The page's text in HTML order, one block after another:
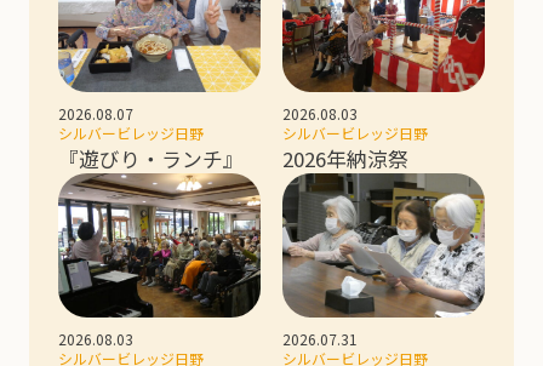
2026.08.07
シルバービレッジ日野
『遊びり・ランチ』
2026.08.03
シルバービレッジ日野
2026年納涼祭
2026.08.03
シルバービレッジ日野
2026.07.31
シルバービレッジ日野